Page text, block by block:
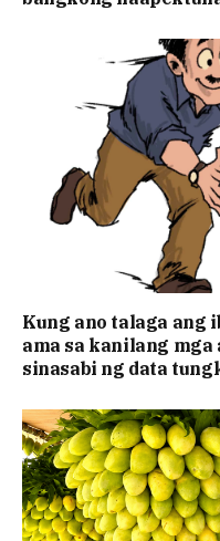
Kung ano talaga ang
ama sa kanilang
sinasabi ng data